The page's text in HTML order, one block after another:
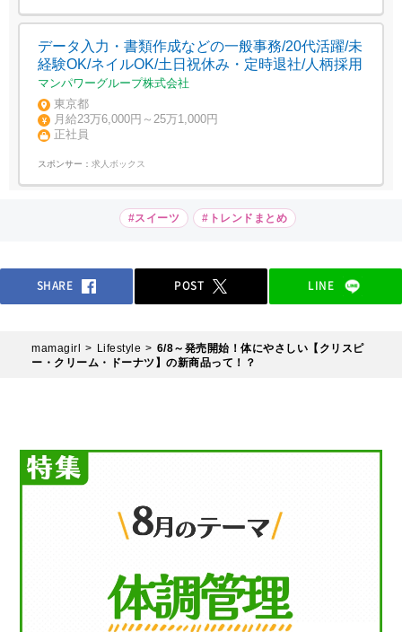
データ入力・書類作成などの一般事務/20代活躍/未
経験OK/ネイルOK/土日祝休み・定時退社/人柄採用
マンパワーグループ株式会社
東京都
月給23万6,000円～25万1,000円
正社員
スポンサー： 求人ボックス
#スイーツ #トレンドまとめ
SHARE POST LINE
mamagirl Lifestyle
6/8～発売開始！体にやさしい【クリスピ
ー・クリーム・ドーナツ】の新商品って！？